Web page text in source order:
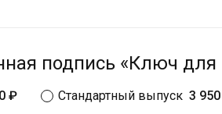
подпись «Ключ для
0 ₽ Стандартный выпуск 3